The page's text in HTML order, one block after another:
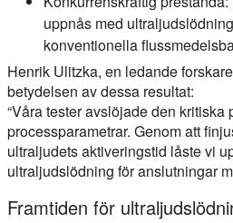
uppnås med
konventionella
Henrik Ulitzka, en ledande
betydelsen av dessa resultat:
“Våra tester avslöjade den kritiska
processparametrar. Genom att
ultraljudets aktiveringstid låste vi
ultraljudslödning för anslutningar
Framtiden för